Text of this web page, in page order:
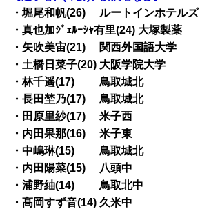
・堀尾和帆(26) ルートインホテルズ
・真也加ｼﾞｪﾙｰｼｬ有里(24) 大塚製薬
・矢吹美宙(21) 関西外国語大学
・土橋日菜子(20) 大阪学院大学
・林千遥(17) 鳥取城北
・長田埜乃(17) 鳥取城北
・田原里紗(17) 米子西
・内田果那(16) 米子東
・中嶋琳(15) 鳥取城北
・内田陽菜(15) 八頭中
・浦野紬(14) 鳥取北中
・髙岡すず音(14) 久米中